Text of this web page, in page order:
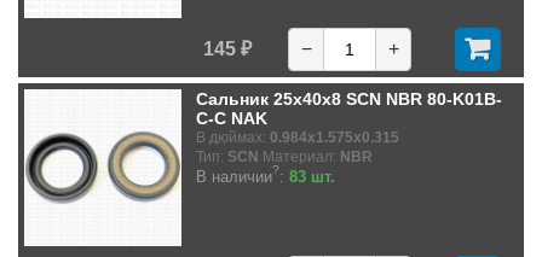
145 ₽ − +
Сальник 25x40x8 SCN NBR 80-K01B-
C-C NAK
В дюймах: 0.984x1.575x0.315
Тип: SCN Материал: NBR
В наличии?: 83 шт.